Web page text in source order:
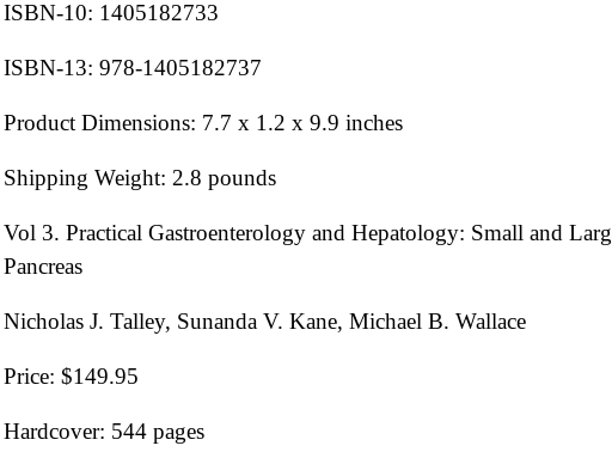
ISBN-10: 1405182733
ISBN-13: 978-1405182737
Product Dimensions: 7.7 x 1.2 x 9.9 inches
Shipping Weight: 2.8 pounds
Vol 3. Practical Gastroenterology and Hepatology: Small and
Pancreas
Nicholas J. Talley, Sunanda V. Kane, Michael B. Wallace
Price: $149.95
Hardcover: 544 pages